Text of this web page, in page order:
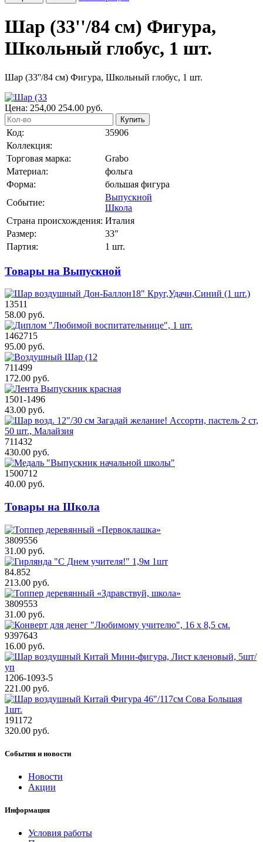
Шар (33''/84 см) Фигура,
Школьный глобус, 1 шт.
Шар (33''/84 см) Фигура, Школьный глобус, 1 шт.
Цена: 254,00 254.00 руб.
Купить
Код:
35906
Коллекция:
Торговая марка:
Grabo
Материал:
фольга
Форма:
большая фигура
Событие:
Выпускной
Школа
Страна происхождения: Италия
Размер:
33"
Партия:
1 шт.
Товары на Выпускной
13511
58.00 руб.
1462715
95.00 руб.
711499
172.00 руб.
1501-1496
43.00 руб.
711432
430.00 руб.
1500712
40.00 руб.
Товары на Школа
3809556
31.00 руб.
84.852
213.00 руб.
3809553
31.00 руб.
9397643
16.00 руб.
1206-1093-5
221.00 руб.
191172
320.00 руб.
События и новости
Новости
Акции
Информация
Условия работы